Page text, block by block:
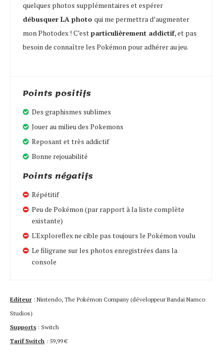
quelques photos supplémentaires et espérer
débusquer LA photo qui me permettra d’augmenter
mon Photodex ! C’estparticulièrement addictif, et pas
besoin de connaître les Pokémon pour adhérer au jeu.
Points positifs
Des graphismes sublimes
Jouer au milieu des Pokemons
Reposant et très addictif
Bonne rejouabilité
Points négatifs
Répétitif
Peu de Pokémon (par rapport à la liste complète
existante)
L'Exploreflex ne cible pas toujours le Pokémon voulu
Le filigrane sur les photos enregistrées dans la
console
Editeur : Nintendo, The Pokémon Company (développeur Bandai Namco
Studios)
Supports : Switch
Tarif Switch : 59,99 €